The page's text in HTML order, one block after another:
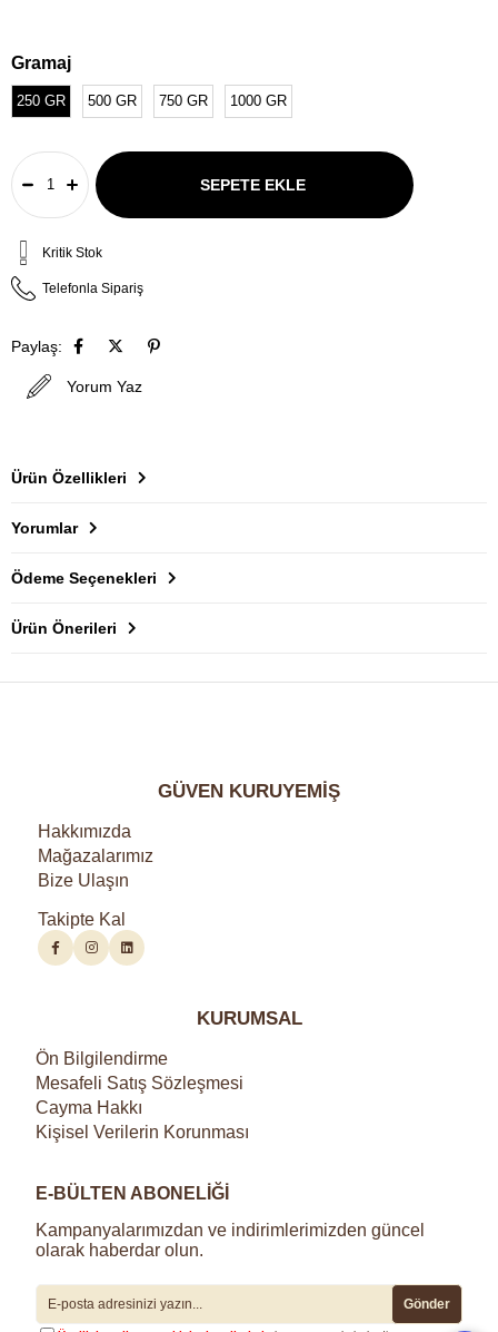
Gramaj
250 GR 500 GR 750 GR 1000 GR
Kritik Stok
Telefonla Sipariş
Paylaş:
Yorum Yaz
Ürün Özellikleri
Yorumlar
Ödeme Seçenekleri
Ürün Önerileri
GÜVEN KURUYEMİŞ
Hakkımızda
Mağazalarımız
Bize Ulaşın
Takipte Kal
KURUMSAL
Ön Bilgilendirme
Mesafeli Satış Sözleşmesi
Cayma Hakkı
Kişisel Verilerin Korunması
E-BÜLTEN ABONELİĞİ
Kampanyalarımızdan ve indirimlerimizden güncel
olarak haberdar olun.
Gönder